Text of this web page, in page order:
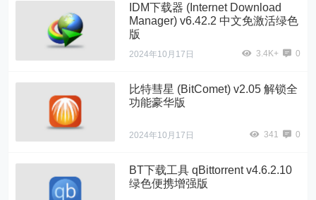
IDM下载器 (Internet Download
Manager) v6.42.2 中文免激活绿色
版
2024年10月17日 3.4K+ 0
比特彗星 (BitComet) v2.05 解锁全
功能豪华版
2024年10月17日 341 0
BT下载工具 qBittorrent v4.6.2.10
绿色便携增强版